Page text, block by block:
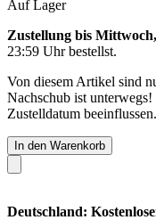
Auf Lager
Zustellung bis
23:59 Uhrbestellst.
Von diesem Artikel sind
Nachschub ist
Zustelldatum beeinflussen.
In den Warenkorb
Deutschland: